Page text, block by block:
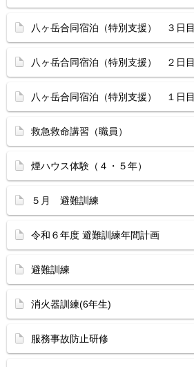
八ヶ岳合同宿泊（特別支援） ３日目
八ヶ岳合同宿泊（特別支援） ２日目
八ヶ岳合同宿泊（特別支援） １日目
救急救命講習（職員）
煙ハウス体験（４・５年）
５月 避難訓練
令和６年度 避難訓練年間計画
避難訓練
消火器訓練(6年生)
服務事故防止研修